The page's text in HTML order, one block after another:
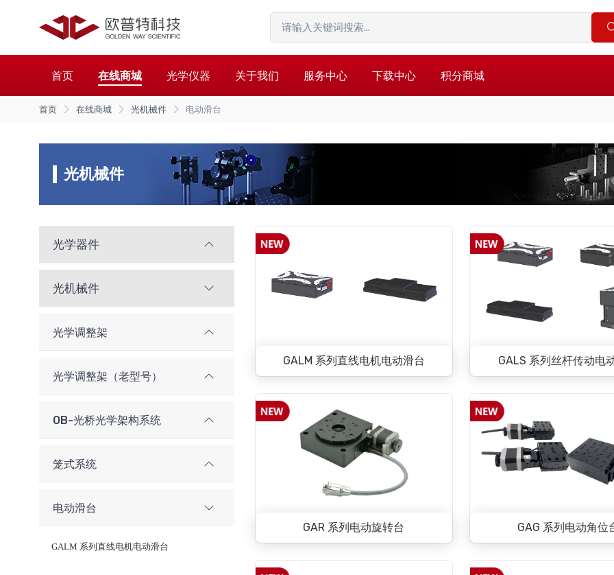
首页 在线商城 光学仪器 关于我们 服务中心 下载中心 积分商城
首页 在线商城 光机械件 电动滑台
光机械件
光学器件
光机械件
光学调整架
光学调整架（老型号）
OB-光桥光学架构系统
笼式系统
电动滑台
GALM 系列直线电机电动滑台
GALM 系列直线电机电动滑台 GALS 系列丝杆传动电
GAR 系列电动旋转台 GAG 系列电动角位